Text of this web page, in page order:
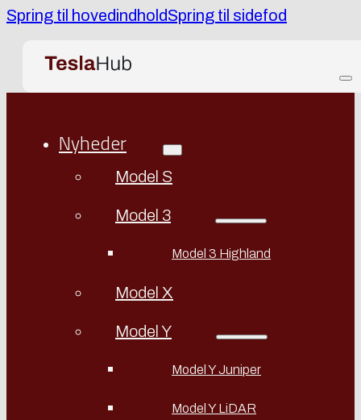
Spring til hovedindholdSpring til sidefod
Nyheder
Model S
Model 3
Model 3 Highland
Model X
Model Y
Model Y Juniper
Model Y LiDAR